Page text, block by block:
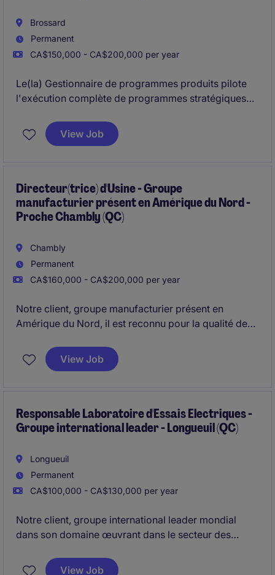
Brossard
Permanent
CA$150,000 - CA$200,000 per year
Le(la) Gestionnaire de programmes produits pilote
l'exécution complète de programmes stratégiques
Il(elle) assure l'alignement interfonctionnel et la
performance des livraisons dans un environnement
View Job
Directeur(trice) d'Usine - Groupe
manufacturier présent en Amérique du Nord -
Proche Chambly (QC)
Chambly
Permanent
CA$160,000 - CA$200,000 per year
Notre client, groupe manufacturier présent en
Amérique du Nord, il est reconnu pour la qualité de
son (sa) Directeur(trice) d'Usine pour prendre en
charge la performance de son site de production (70
Ce recrutement s'inscrit dans une évolution interne
du titulaire du poste au sein du groupe.
View Job
Responsable Laboratoire d'Essais Electriques -
Groupe international leader - Longueuil (QC)
Longueuil
Permanent
CA$100,000 - CA$130,000 per year
Notre client, groupe international leader mondial
dans son domaine œuvrant dans le secteur des
recherche de son leader technique pour prendre en
View Job